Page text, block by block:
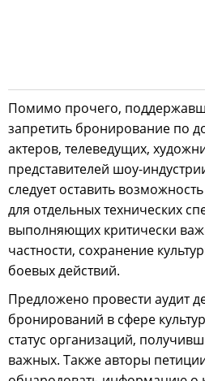
Помимо прочего,
запретить бронирование по
актеров, телеведущих,
представителей шоу-
следует оставить
для отдельных технических
выполняющих критически
частности, сохранение
боевых действий.
Предложено провести аудит
бронирований в сфере
статус организаций,
важных. Также авторы